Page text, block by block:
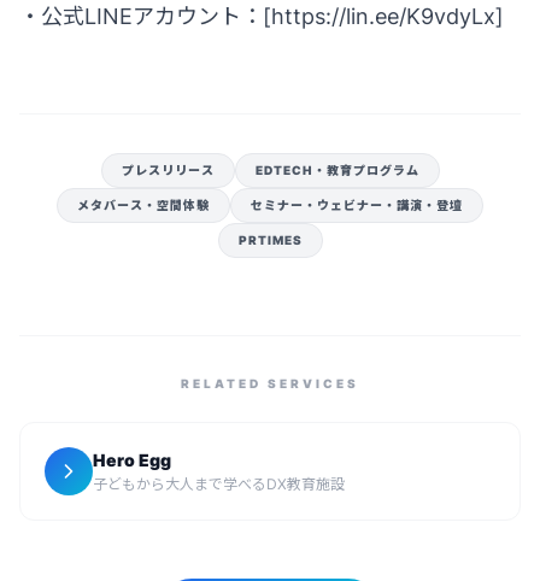
・公式LINEアカウント：[https://lin.ee/K9vdyLx]
プレスリリース EDTECH・教育プログラム
メタバース・空間体験 セミナー・ウェビナー・講演・登壇
PRTIMES
RELATED SERVICES
Hero Egg
子どもから大人まで学べるDX教育施設